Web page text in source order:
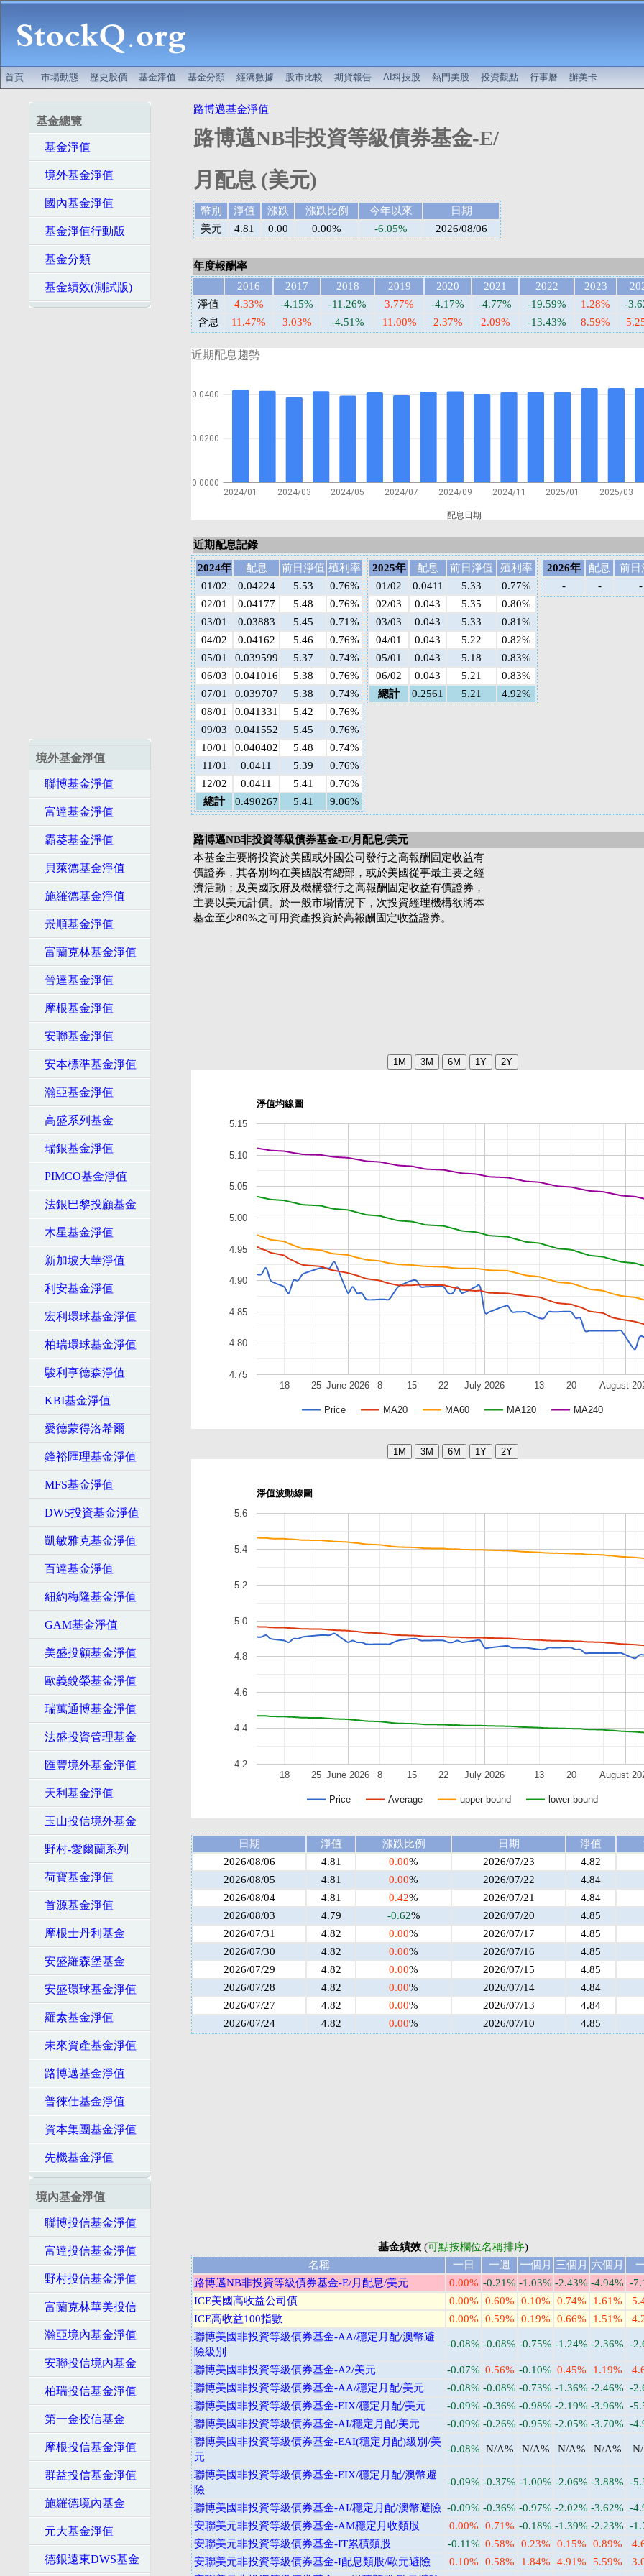
首頁 市場動態 歷史股價 基金淨值 基金分類 經濟數據 股市比較 期貨報告 AI科技股 熱門美股 投資觀點 行事曆 辦美卡
基金總覽
基金淨值
境外基金淨值
國內基金淨值
基金淨值行動版
基金分類
基金績效(測試版)
境外基金淨值
聯博基金淨值
富達基金淨值
霸菱基金淨值
貝萊德基金淨值
施羅德基金淨值
景順基金淨值
富蘭克林基金淨值
晉達基金淨值
摩根基金淨值
安聯基金淨值
安本標準基金淨值
瀚亞基金淨值
高盛系列基金
瑞銀基金淨值
PIMCO基金淨值
法銀巴黎投顧基金
木星基金淨值
新加坡大華淨值
利安基金淨值
宏利環球基金淨值
柏瑞環球基金淨值
駿利亨德森淨值
KBI基金淨值
愛德蒙得洛希爾
鋒裕匯理基金淨值
MFS基金淨值
DWS投資基金淨值
凱敏雅克基金淨值
百達基金淨值
紐約梅隆基金淨值
GAM基金淨值
美盛投顧基金淨值
歐義銳榮基金淨值
瑞萬通博基金淨值
法盛投資管理基金
匯豐境外基金淨值
天利基金淨值
玉山投信境外基金
野村-愛爾蘭系列
荷寶基金淨值
首源基金淨值
摩根士丹利基金
安盛羅森堡基金
安盛環球基金淨值
羅素基金淨值
未來資產基金淨值
路博邁基金淨值
普徠仕基金淨值
資本集團基金淨值
先機基金淨值
境內基金淨值
聯博投信基金淨值
富達投信基金淨值
野村投信基金淨值
富蘭克林華美投信
瀚亞境內基金淨值
安聯投信境內基金
柏瑞投信基金淨值
第一金投信基金
摩根投信基金淨值
群益投信基金淨值
施羅德境內基金
元大基金淨值
德銀遠東DWS基金
路博邁基金淨值
路博邁NB非投資等級債券基金-E/
月配息 (美元)
幣別 淨值 漲跌 漲跌比例 今年以來
日期
美元
4.81 0.00 0.00% -6.05% 2026/08/06
年度報酬率
2016
2017 2018 2019 2020 2021 2022 2023
淨值
4.33% -4.15% -11.26% 3.77% -4.17% -4.77% -19.59% 1.28%
-
含息
11.47% 3.03% -4.51% 11.00% 2.37% 2.09% -13.43% 8.59%
近期配息趨勢
2024/01 2024/03 2024/05 2024/07 2024/09 2024/11 2025/01 2025/03
配息日期
0.0000
0.0200
0.0400
近期配息記錄
2024年
配息 前日淨值 殖利率
01/02
0.04224 5.53
0.76%
02/01
0.04177 5.48
0.76%
03/01
0.03883 5.45
0.71%
04/02
0.04162 5.46
0.76%
05/01
0.039599 5.37
0.74%
06/03
0.041016 5.38
0.76%
07/01
0.039707 5.38
0.74%
08/01
0.041331 5.42
0.76%
09/03
0.041552 5.45
0.76%
10/01
0.040402 5.48
0.74%
11/01
0.0411 5.39
0.76%
12/02
0.0411 5.41
0.76%
總計
0.490267 5.41 9.06%
2025年 配息 前日淨值
殖利率
01/02
0.0411 5.33
0.77%
02/03
0.043 5.35
0.80%
03/03
0.043 5.33
0.81%
04/01
0.043 5.22
0.82%
05/01
0.043 5.18
0.83%
06/02
0.043 5.21
0.83%
總計
0.2561 5.21 4.92%
2026年 配息
前日
-
- -
路博邁NB非投資等級債券基金-E/月配息/美元
本基金主要將投資於美國或外國公司發行之高報酬固定收益有
價證券，其各別均在美國設有總部，或於美國從事最主要之經
濟活動；及美國政府及機構發行之高報酬固定收益有價證券，
主要以美元計價。於一般市場情況下，次投資經理機構欲將本
基金至少80%之可用資產投資於高報酬固定收益證券。
淨值均線圖
Price MA20 MA60 MA120 MA240
June 2026 July 2026 August
18 25 8 15 22 13 20
4.75
4.80
4.85
4.90
4.95
5.00
5.05
5.10
5.15
淨值波動線圖
Price Average upper bound lower bound
June 2026 July 2026 August
18 25 8 15 22 13 20
4.2
4.4
4.6
4.8
5.0
5.2
5.4
5.6
日期 淨值 漲跌比例 日期 淨值
2026/08/06
4.81 0.00% 2026/07/23
4.82
2026/08/05
4.81 0.00% 2026/07/22
4.84
2026/08/04
4.81 0.42% 2026/07/21
4.84
2026/08/03
4.79 -0.62% 2026/07/20
4.85
2026/07/31
4.82 0.00% 2026/07/17
4.85
2026/07/30
4.82 0.00% 2026/07/16
4.85
2026/07/29
4.82 0.00% 2026/07/15
4.85
2026/07/28
4.82 0.00% 2026/07/14
4.84
2026/07/27
4.82 0.00% 2026/07/13
4.84
2026/07/24
4.82 0.00% 2026/07/10 4.85
基金績效(可點按欄位名稱排序)
名稱
一日 一週 一個月 三個月 六個月
路博邁NB非投資等級債券基金-E/月配息/美元
0.00% -0.21% -1.03% -2.43% -4.94% -
ICE美國高收益公司債
0.00% 0.60% 0.10% 0.74% 1.61%
ICE高收益100指數
0.00% 0.59% 0.19% 0.66% 1.51%
聯博美國非投資等級債券基金-AA/穩定月配/澳幣避
險級別
-0.08% -0.08% -0.75% -1.24% -2.36% -
聯博美國非投資等級債券基金-A2/美元 -0.07% 0.56% -0.10% 0.45% 1.19%
聯博美國非投資等級債券基金-AA/穩定月配/美元
-0.08% -0.08% -0.73% -1.36% -2.46% -
聯博美國非投資等級債券基金-EIX/穩定月配/美元
-0.09% -0.36% -0.98% -2.19% -3.96% -
聯博美國非投資等級債券基金-AI/穩定月配/美元
-0.09% -0.26% -0.95% -2.05% -3.70% -
聯博美國非投資等級債券基金-EAI(穩定月配)級別/美
元
-0.08% N/A% N/A% N/A% N/A%
聯博美國非投資等級債券基金-EIX/穩定月配/澳幣避
險
-0.09% -0.37% -1.00% -2.06% -3.88% -
聯博美國非投資等級債券基金-AI/穩定月配/澳幣避險 -0.09% -0.36% -0.97% -2.02% -3.62% -
安聯美元非投資等級債券基金-AM穩定月收類股
0.00% 0.71% -0.18% -1.39% -2.23% -
安聯美元非投資等級債券基金-IT累積類股
-0.11% 0.58% 0.23% 0.15% 0.89%
安聯美元非投資等級債券基金-I配息類股/歐元避險
0.10% 0.58% 1.84% 4.91% 5.59%